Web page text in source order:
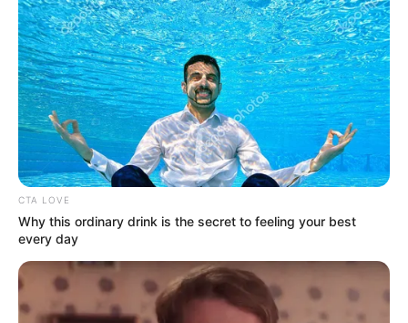
NOTICIAS BOLÍVAR
Procuraduría General pide
plan integral para La
Mojana: hay más de 100
mil damnificados
LA MOJANA
paralizaron las obras de
Esperanza
CTA LOVE
Why this ordinary drink is the secret to feeling your best
every day